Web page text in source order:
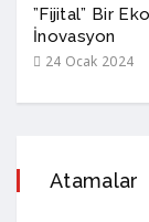
”Fijital” Bir
İnovasyon
24 Ocak 2024
Atamalar